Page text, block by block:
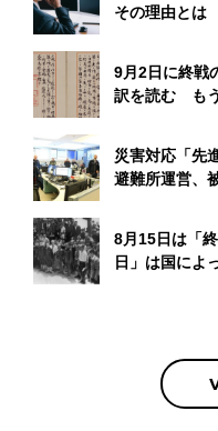
その理由とは
9月2日に終戦
訳を読む もう
災害対応「先
避難所運営、
8月15日は「
日」は国によ